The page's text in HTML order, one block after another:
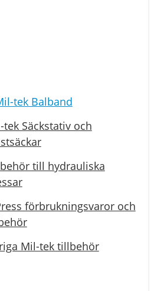
tek Balband
tek Säckstativ och
till hydrauliska
förbrukningsvaror och
Mil-tek tillbehör